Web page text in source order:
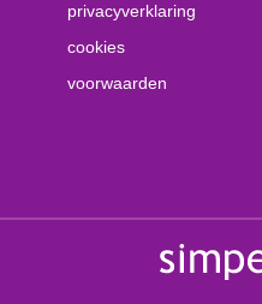
privacyverklaring
cookies
voorwaarden